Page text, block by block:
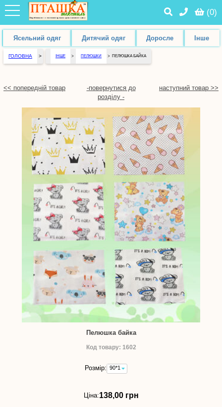
(0)
Ясельний одяг Дитячий одяг Доросле Інше
ГОЛОВНА > ІНШЕ > ПЕЛЮШКИ > ПЕЛЮШКА БАЙКА
<< попередній товар
-повернутися до
розділу -
наступний товар >>
Пелюшка байка
Код товару: 1602
Розмір: 90*100
-
Ціна:138,00 грн